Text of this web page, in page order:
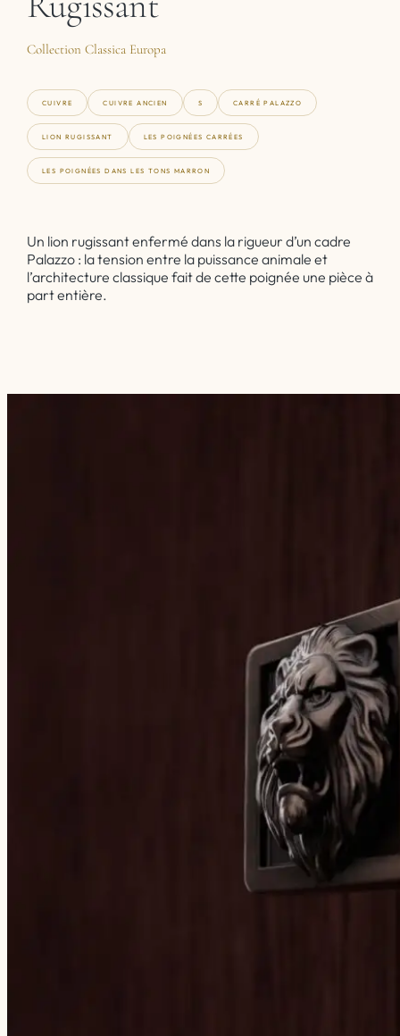
Collection Classica Europa
CUIVRE CUIVRE ANCIEN S CARRÉ PALAZZO
LION RUGISSANT LES POIGNÉES CARRÉES
LES POIGNÉES DANS LES TONS MARRON
Un lion rugissant enfermé dans la rigueur d’un cadre
Palazzo : la tension entre la puissance animale et
l’architecture classique fait de cette poignée une pièce à
part entière.